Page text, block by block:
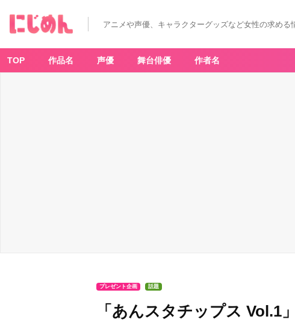
アニメや声優、キャラクターグッズなど女性の求める
TOP 作品名 声優 舞台俳優 作者名
プレゼント企画 話題
「あんスタチップス Vol.1